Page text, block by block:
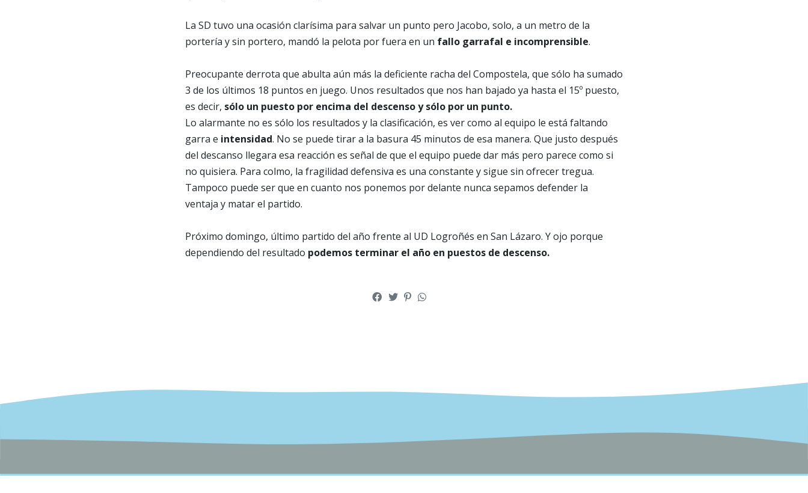
La SD tuvo una ocasión clarísima para salvar un punto pero Jacobo, solo, a un metro de la
portería y sin portero, mandó la pelota por fuera en un fallo garrafal e incomprensible.
Preocupante derrota que abulta aún más la deficiente racha del Compostela, que sólo ha sumado
3 de los últimos 18 puntos en juego. Unos resultados que nos han bajado ya hasta el 15º puesto,
es decir, sólo un puesto por encima del descenso y sólo por un punto.
Lo alarmante no es sólo los resultados y la clasificación, es ver como al equipo le está faltando
garra e intensidad. No se puede tirar a la basura 45 minutos de esa manera. Que justo después
del descanso llegara esa reacción es señal de que el equipo puede dar más pero parece como si
no quisiera. Para colmo, la fragilidad defensiva es una constante y sigue sin ofrecer tregua.
Tampoco puede ser que en cuanto nos ponemos por delante nunca sepamos defender la
ventaja y matar el partido.
Próximo domingo, último partido del año frente al UD Logroñés en San Lázaro. Y ojo porque
dependiendo del resultado podemos terminar el año en puestos de descenso.